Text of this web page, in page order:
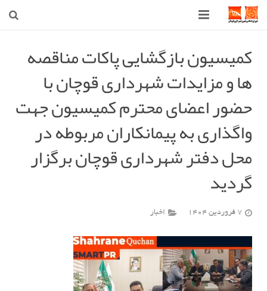
اخبار روز
ارتباط با ما
کمیسیون بازگشایی پاکات مناقصه
ها و مزایدات شهرداری قوچان با
حضور اعضای محترم کمیسیون جهت
واگذاری به پیمانکاران مربوطه در
محل دفتر شهرداری قوچان برگزار
گردید
7 فروردین 1404 اخبار